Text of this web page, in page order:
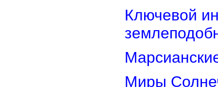
Ключевой
Миры